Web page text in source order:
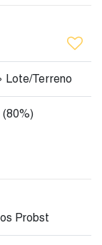
Lote/Terreno
(80%)
Probst